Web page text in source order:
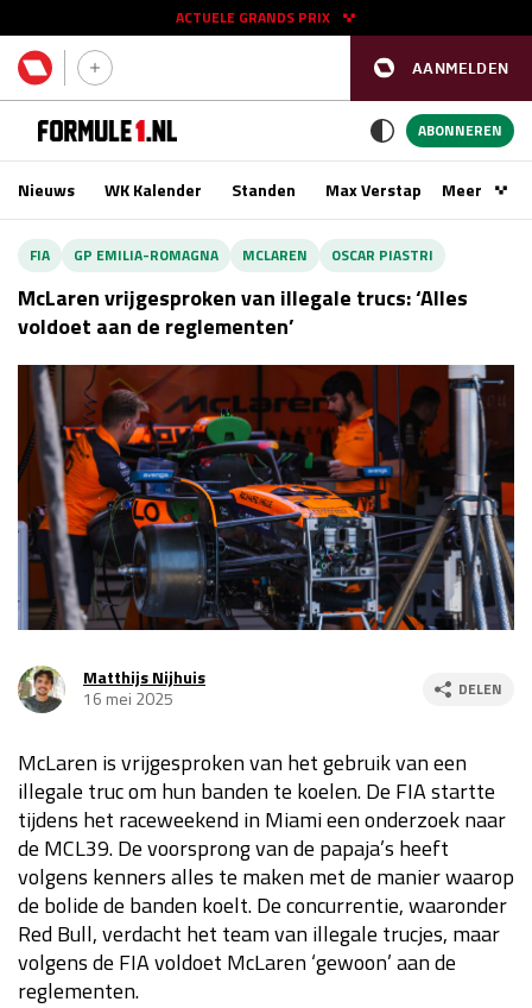
AANMELDEN
ACTUELE GRANDS PRIX
11 - 13 sep
Race
zo 15:00 - 17:00
GP AZERBEIDZJAN 2026 24 - 26 sep
Kwalificatie
vr 14:00 - 15:00
Race
za 13:00 - 15:00
Kwalificatie
za 15:00 - 16:00
Race
zo 14:00 - 16:00
Kwalificatie
za 23:00 - 00:00
Race
zo 21:00 - 23:00
GP MEXICO 2026 30 okt - 01 nov
Kwalificatie
za 19:00 - 20:00
Race
zo 18:00 - 20:00
ABONNEREN
Nieuws WK Kalender Standen Max VerstappenMeer
FIA GP EMILIA-ROMAGNA MCLAREN OSCAR PIASTRI
McLaren vrijgesproken van illegale trucs: ‘Alles
voldoet aan de reglementen’
Matthijs Nijhuis
16 mei 2025
DELEN
McLaren is vrijgesproken van het gebruik van een
illegale truc om hun banden te koelen. De FIA startte
tijdens het raceweekend in Miami een onderzoek naar
de MCL39. De voorsprong van de papaja’s heeft
volgens kenners alles te maken met de manier waarop
de bolide de banden koelt. De concurrentie, waaronder
Red Bull, verdacht het team van illegale trucjes, maar
volgens de FIA voldoet McLaren ‘gewoon’ aan de
reglementen.